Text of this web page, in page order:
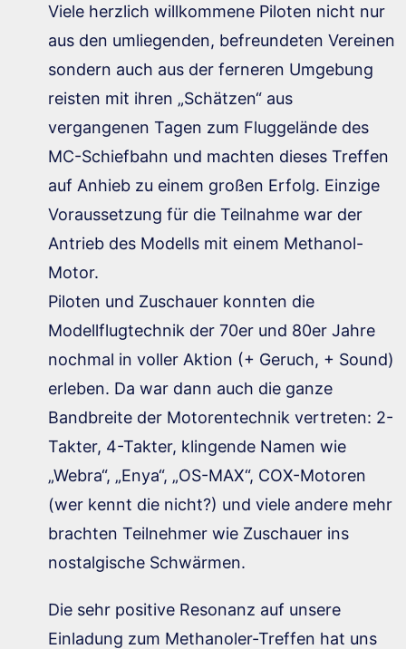
Viele herzlich willkommene Piloten nicht nur
aus den umliegenden, befreundeten Vereinen
sondern auch aus der ferneren Umgebung
reisten mit ihren „Schätzen“ aus
vergangenen Tagen zum Fluggelände des
MC-Schiefbahn und machten dieses Treffen
auf Anhieb zu einem großen Erfolg. Einzige
Voraussetzung für die Teilnahme war der
Antrieb des Modells mit einem Methanol-
Motor.
Piloten und Zuschauer konnten die
Modellflugtechnik der 70er und 80er Jahre
nochmal in voller Aktion (+ Geruch, + Sound)
erleben. Da war dann auch die ganze
Bandbreite der Motorentechnik vertreten: 2-
Takter, 4-Takter, klingende Namen wie
„Webra“, „Enya“, „OS-MAX“, COX-Motoren
(wer kennt die nicht?) und viele andere mehr
brachten Teilnehmer wie Zuschauer ins
nostalgische Schwärmen.
Die sehr positive Resonanz auf unsere
Einladung zum Methanoler-Treffen hat uns